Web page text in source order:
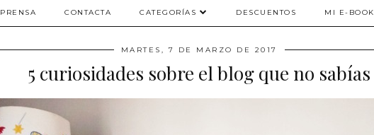
PRENSA CONTACTA CATEGORÍAS DESCUENTOS MI E-BOOK
MARTES, 7 DE MARZO DE 2017
5 curiosidades sobre el blog que no sabías